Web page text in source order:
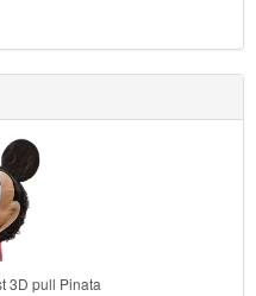
3D pull Pinata